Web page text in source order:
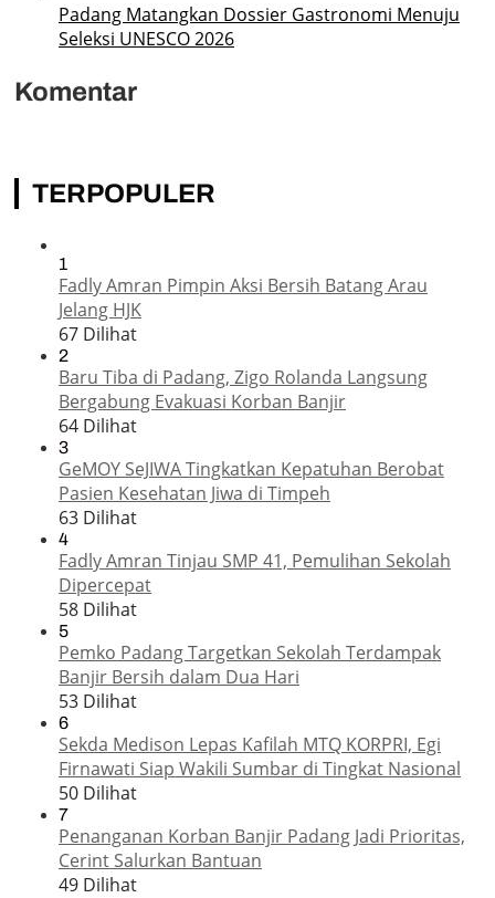
Padang Matangkan Dossier Gastronomi Menuju
Seleksi UNESCO 2026
Komentar
TERPOPULER
1
Fadly Amran Pimpin Aksi Bersih Batang Arau
Jelang HJK
67 Dilihat
2
Baru Tiba di Padang, Zigo Rolanda Langsung
Bergabung Evakuasi Korban Banjir
64 Dilihat
3
GeMOY SeJIWA Tingkatkan Kepatuhan Berobat
Pasien Kesehatan Jiwa di Timpeh
63 Dilihat
4
Fadly Amran Tinjau SMP 41, Pemulihan Sekolah
Dipercepat
58 Dilihat
5
Pemko Padang Targetkan Sekolah Terdampak
Banjir Bersih dalam Dua Hari
53 Dilihat
6
Sekda Medison Lepas Kafilah MTQ KORPRI, Egi
Firnawati Siap Wakili Sumbar di Tingkat Nasional
50 Dilihat
7
Penanganan Korban Banjir Padang Jadi Prioritas,
Cerint Salurkan Bantuan
49 Dilihat